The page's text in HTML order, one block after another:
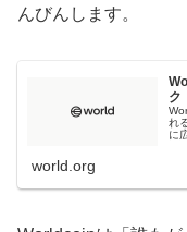
んびんします。
ク
れ
に
world.org